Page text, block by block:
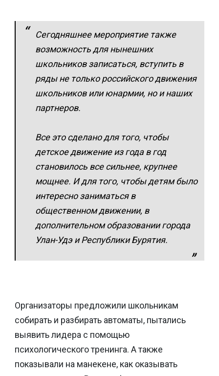
Сегодняшнее мероприятие также
возможность для нынешних
школьников записаться, вступить в
ряды не только российского движения
школьников или юнармии, но и наших
партнеров.
Все это сделано для того, чтобы
детское движение из года в год
становилось все сильнее, крупнее
мощнее. И для того, чтобы детям было
интересно заниматься в
общественном движении, в
дополнительном образовании города
Улан-Удэ и Республики Бурятия.
Организаторы предложили школьникам
собирать и разбирать автоматы, пытались
выявить лидера с помощью
психологического тренинга. А также
показывали на манекене, как оказывать